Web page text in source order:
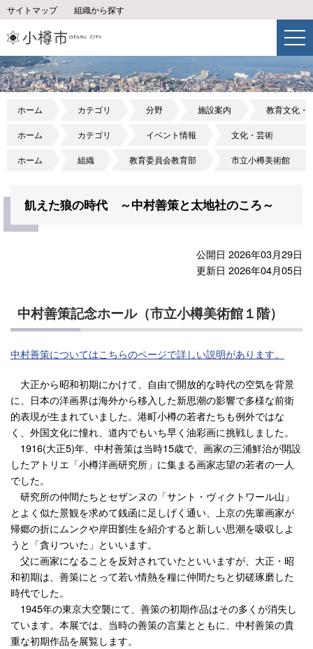
サイトマップ 組織から探す
ホーム カテゴリ 分野 施設案内 教育文化・
ホーム カテゴリ イベント情報 文化・芸術
ホーム 組織 教育委員会教育部 市立小樽美術館
飢えた狼の時代 ～中村善策と太地社のころ～
公開日 2026年03月29日
更新日 2026年04月05日
中村善策記念ホール（市立小樽美術館１階）
中村善策についてはこちらのページで詳しい説明があります。
大正から昭和初期にかけて、自由で開放的な時代の空気を背景
に、日本の洋画界は海外から移入した新思潮の影響で多様な前衛
的表現が生まれていました。港町小樽の若者たちも例外ではな
く、外国文化に憧れ、道内でもいち早く油彩画に挑戦しました。
1916(大正5)年、中村善策は当時15歳で、画家の三浦鮮治が開設
したアトリエ「小樽洋画研究所」に集まる画家志望の若者の一人
でした。
研究所の仲間たちとセザンヌの「サント・ヴィクトワール山」
とよく似た景観を求めて銭函に足しげく通い、上京の先輩画家が
帰郷の折にムンクや岸田劉生を紹介すると新しい思潮を吸収しよ
うと「貪りついた」といいます。
父に画家になることを反対されていたといいますが、大正・昭
和初期は、善策にとって若い情熱を糧に仲間たちと切磋琢磨した
時代でした。
1945年の東京大空襲にて、善策の初期作品はその多くが消失し
ています。本展では、当時の善策の言葉とともに、中村善策の貴
重な初期作品を展覧します。